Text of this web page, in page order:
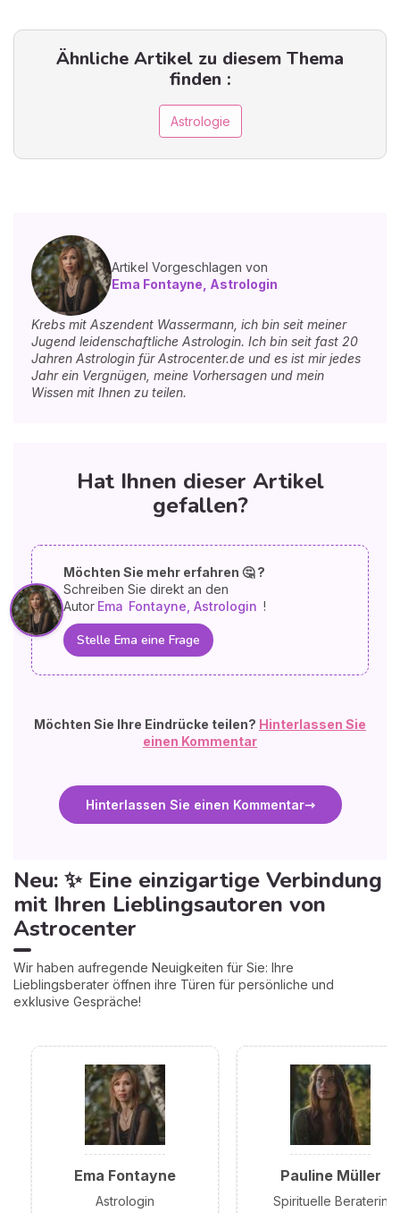
Ähnliche Artikel zu diesem Thema
finden :
Astrologie
Artikel Vorgeschlagen von
Ema Fontayne, Astrologin
Krebs mit Aszendent Wassermann, ich bin seit meiner
Jugend leidenschaftliche Astrologin. Ich bin seit fast 20
Jahren Astrologin für Astrocenter.de und es ist mir jedes
Jahr ein Vergnügen, meine Vorhersagen und mein
Wissen mit Ihnen zu teilen.
Hat Ihnen dieser Artikel
gefallen?
Möchten Sie mehr erfahren 🤔 ?
Schreiben Sie direkt an den
Autor Ema Fontayne, Astrologin !
Stelle Ema eine Frage
Möchten Sie Ihre Eindrücke teilen? Hinterlassen Sie
einen Kommentar
Hinterlassen Sie einen Kommentar
Neu: ✨ Eine einzigartige Verbindung
mit Ihren Lieblingsautoren von
Astrocenter
Wir haben aufregende Neuigkeiten für Sie: Ihre
Lieblingsberater öffnen ihre Türen für persönliche und
exklusive Gespräche!
Ema Fontayne
Astrologin
Pauline Müller
Spirituelle Beraterin